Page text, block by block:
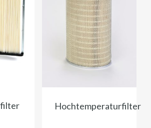
Hochtemperaturfilter